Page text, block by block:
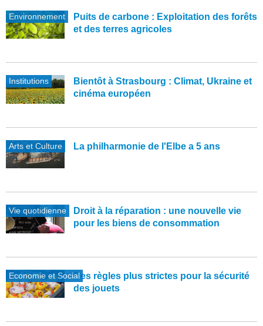
Environnement
Puits de carbone : Exploitation des forêts
et des terres agricoles
Institutions
Bientôt à Strasbourg : Climat, Ukraine et
cinéma européen
Arts et Culture La philharmonie de l'Elbe a 5 ans
Vie quotidienne
Droit à la réparation : une nouvelle vie
pour les biens de consommation
Economie et SocialDes règles plus strictes pour la sécurité
des jouets